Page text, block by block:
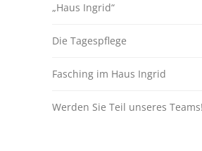
„Haus Ingrid“
Die Tagespflege
Fasching im Haus Ingrid
Werden Sie Teil unseres Teams!